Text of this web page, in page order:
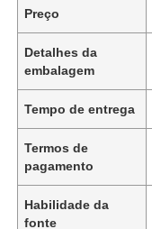
Preço
Detalhes da
embalagem
Tempo de entrega
Termos de
pagamento
Habilidade da
fonte